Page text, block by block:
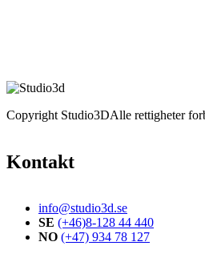
Copyright Studio3DAlle rettigheter
Kontakt
info@studio3d.se
SE (+46)8-128 44 440
NO (+47) 934 78 127